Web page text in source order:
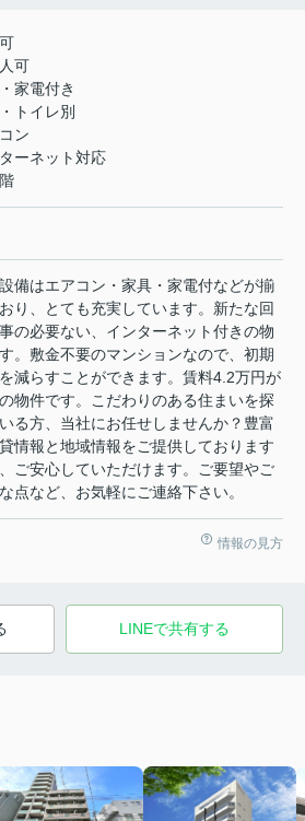
可
家電付き
トイレ別
ン
ーネット対応
備はエアコン・家具・家電付などが揃
り、とても充実しています。新たな回
の必要ない、インターネット付きの物
。敷金不要のマンションなので、初期
減らすことができます。賃料4.2万円が
物件です。こだわりのある住まいを探
る方、当社にお任せしませんか？豊富
情報と地域情報をご提供しております
ご安心していただけます。ご要望やご
点など、お気軽にご連絡下さい。
情報の見方
LINEで共有する